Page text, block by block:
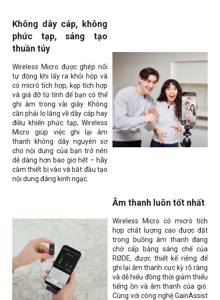
Không dây cáp, không
phức tạp, sáng tạo
thuần túy
Wireless Micro được ghép nối
tự động khi lấy ra khỏi hộp và
có micrô tích hợp, kẹp tích hợp
và giá đỡ từ tính để bạn có thể
ghi âm trong vài giây. Không
cần phải lo lắng về dây cáp hay
điều khiển phức tạp, Wireless
Micro giúp việc ghi lại âm
thanh không dây nguyên sơ
cho nội dung của bạn trở nên
dễ dàng hơn bao giờ hết – hãy
cắm thiết bị vào và bắt đầu tạo
nội dung đáng kinh ngạc.
Âm thanh luôn tốt nhất
Wireless Micro có micrô tích
hợp chất lượng cao được đặt
trong buồng âm thanh đang
chờ cấp bằng sáng chế của
RØDE, được thiết kế riêng để
ghi lại âm thanh cực kỳ rõ ràng
và dễ hiểu đồng thời giảm thiểu
tiếng ồn và âm thanh của gió.
Cùng với công nghệ GainAssist